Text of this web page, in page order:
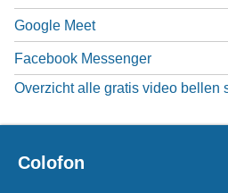
Google Meet
Facebook Messenger
Overzicht alle gratis video bellen
Colofon